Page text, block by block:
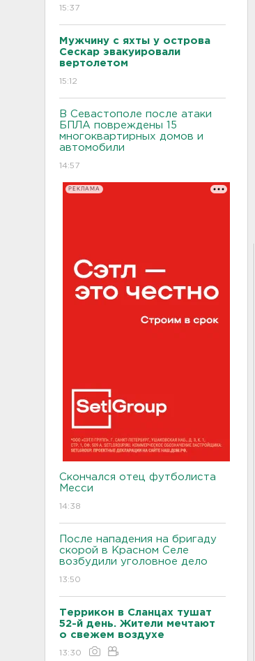
15:37
Мужчину с яхты у острова
Сескар эвакуировали
вертолетом
15:12
В Севастополе после атаки
БПЛА повреждены 15
многоквартирных домов и
автомобили
14:57
РЕКЛАМА
Скончался отец футболиста
Месси
14:38
После нападения на бригаду
скорой в Красном Селе
возбудили уголовное дело
13:50
Террикон в Сланцах тушат
52-й день. Жители мечтают
о свежем воздухе
13:30